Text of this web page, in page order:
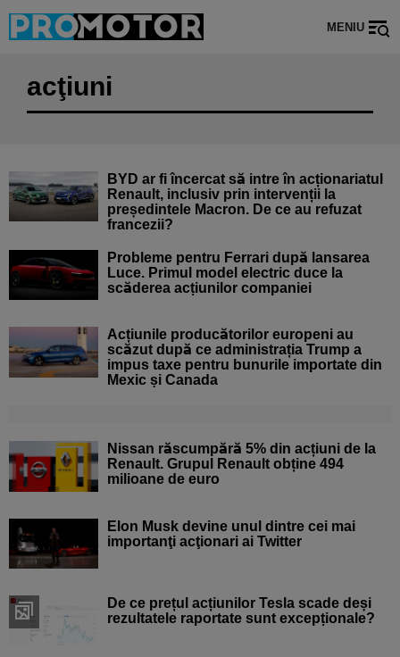
MENIU
acţiuni
BYD ar fi încercat să intre în acționariatul
Renault, inclusiv prin intervenții la
președintele Macron. De ce au refuzat
francezii?
Probleme pentru Ferrari după lansarea
Luce. Primul model electric duce la
scăderea acțiunilor companiei
Acțiunile producătorilor europeni au
scăzut după ce administrația Trump a
impus taxe pentru bunurile importate din
Mexic și Canada
Nissan răscumpără 5% din acțiuni de la
Renault. Grupul Renault obține 494
milioane de euro
Elon Musk devine unul dintre cei mai
importanţi acţionari ai Twitter
De ce prețul acțiunilor Tesla scade deși
rezultatele raportate sunt excepționale?